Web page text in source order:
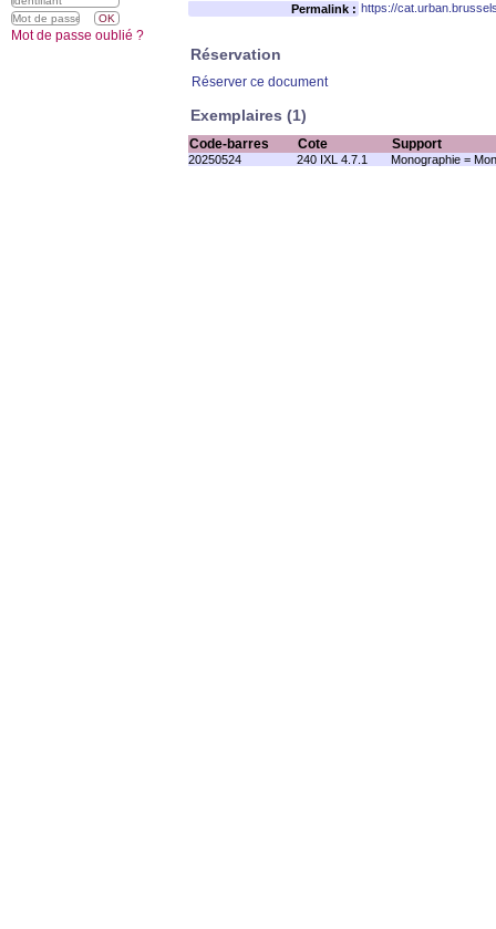
Permalink : https://
Réservation
Réserver ce document
Exemplaires (1)
Code-barres Cote Support
20250524 240 IXL 4.7.1 Monographie =
Mot de passe oublié ?